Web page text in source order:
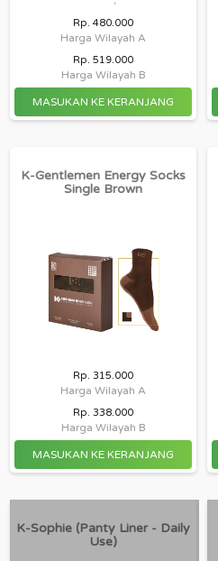
Rp. 480.000
Harga Wilayah A
Rp. 519.000
Harga Wilayah B
K-Gentlemen Energy Socks
Single Brown
Rp. 315.000
Harga Wilayah A
Rp. 338.000
Harga Wilayah B
K-Sophie (panty Liner - Daily
Use)